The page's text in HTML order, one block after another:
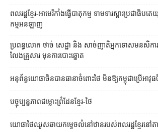
ពលរដ្ឋខ្មែរ-អាមេរិកាំងធ្វើបាតុកម្ម ទាមទារស្ដារប្រជាធិបត
កម្មអនឡាញ
ប្រពន្ធ​លោក ថាច់ សេដ្ឋា និង សាច់ញាតិ​អ្នកទោស​មនសិការ​
លែង​គ្រួសារ មុន​ការបោះឆ្នោត
អនុព័ន្ធយោធាចិនបានធានាចំពោះថៃ មិនឱ្យកម្ពុជាប្រើអាវុធ
បច្ចុប្បន្នភាពជម្លោះព្រំដែនខ្មែរ-ថៃ
យោធាថៃឈូសឆាយកម្ទេចលំនៅឋានរបស់ពលរដ្ឋខ្មែរនៅ